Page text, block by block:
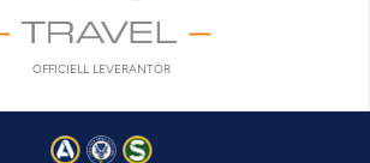
OFFICIELL LEVERANTÖR